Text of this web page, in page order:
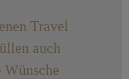
Travel
auch
Wünsche